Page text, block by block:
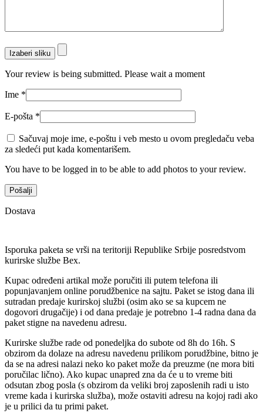
Izaberi sliku
Your review is being submitted. Please wait a moment
Ime *
E-pošta *
Sačuvaj moje ime, e-poštu i veb mesto u ovom pregledaču veba
za sledeći put kada komentarišem.
You have to be logged in to be able to add photos to your review.
Dostava
Isporuka paketa se vrši na teritoriji Republike Srbije posredstvom
kurirske službe Bex.
Kupac određeni artikal može poručiti ili putem telefona ili
popunjavanjem online porudžbenice na sajtu. Paket se istog dana ili
sutradan predaje kurirskoj službi (osim ako se sa kupcem ne
dogovori drugačije) i od dana predaje je potrebno 1-4 radna dana da
paket stigne na navedenu adresu.
Kurirske službe rade od ponedeljka do subote od 8h do 16h. S
obzirom da dolaze na adresu navedenu prilikom porudžbine, bitno je
da se na adresi nalazi neko ko paket može da preuzme (ne mora biti
poručilac lično). Ako kupac unapred zna da će u to vreme biti
odsutan zbog posla (s obzirom da veliki broj zaposlenih radi u isto
vreme kada i kurirska služba), može ostaviti adresu na kojoj radi ako
je u prilici da tu primi paket.